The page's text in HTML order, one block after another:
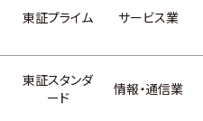
東証プライム サービス業
東証スタンダ
ード
情報・通信業